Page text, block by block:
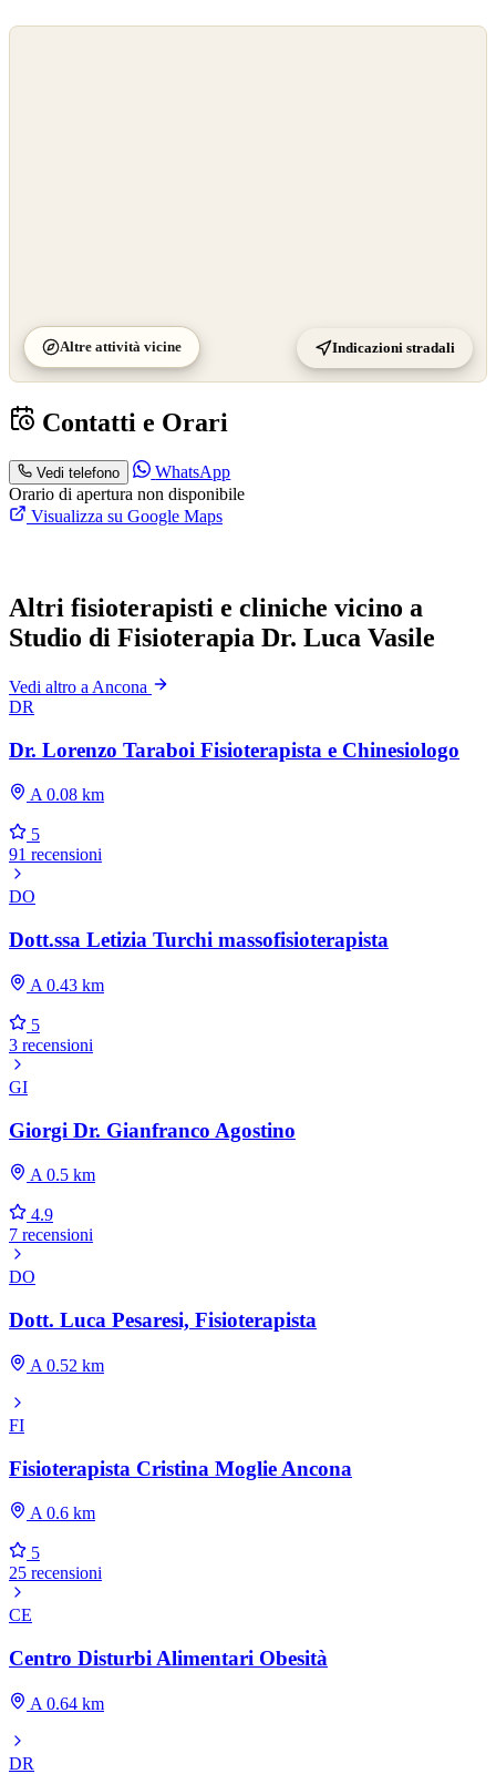
Altre attività vicine Indicazioni stradali
Contatti e Orari
Vedi telefono
WhatsApp
Orario di apertura non disponibile
Visualizza su Google Maps
Altri fisioterapisti e cliniche vicino a
Studio di Fisioterapia Dr. Luca Vasile
Vedi altro a Ancona
DR
Dr. Lorenzo Taraboi Fisioterapista e Chinesiologo
A 0.08 km
5
91 recensioni
DO
Dott.ssa Letizia Turchi massofisioterapista
A 0.43 km
5
3 recensioni
GI
Giorgi Dr. Gianfranco Agostino
A 0.5 km
4.9
7 recensioni
DO
Dott. Luca Pesaresi, Fisioterapista
A 0.52 km
FI
Fisioterapista Cristina Moglie Ancona
A 0.6 km
5
25 recensioni
CE
Centro Disturbi Alimentari Obesità
A 0.64 km
DR